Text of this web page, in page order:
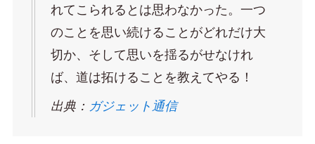
れてこられるとは思わなかった。一つ
のことを思い続けることがどれだけ大
切か、そして思いを揺るがせなけれ
ば、道は拓けることを教えてやる！
出典： ガジェット通信